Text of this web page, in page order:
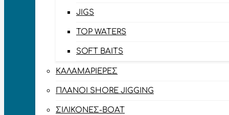
JIGS
TOP WATERS
SOFT BAITS
ΚΑΛΑΜΑΡΙΈΡΕΣ
ΠΛΆΝΟΙ SHORE JIGGING
ΣΙΛΙΚΌΝΕΣ-BOAT